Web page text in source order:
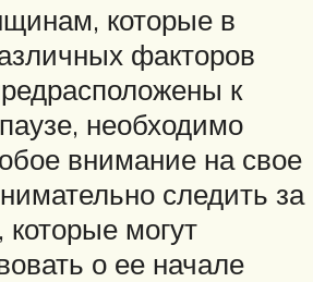
которые в
факторов
к
необходимо
внимание на свое
следить за
могут
о ее начале